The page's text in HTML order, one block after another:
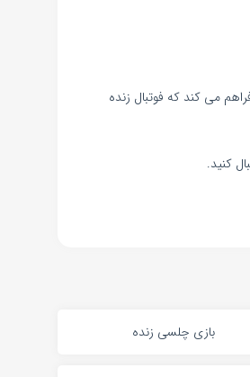
می کند که فوتبال زنده
کنید.
بازی چلسی زنده